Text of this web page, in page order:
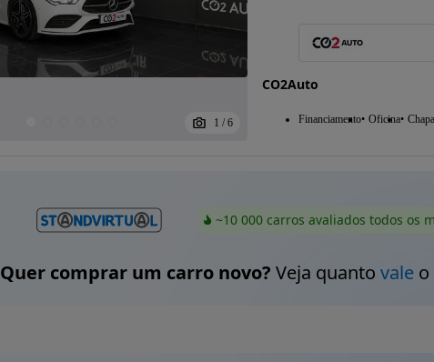
1 / 6
CO2Auto
Financiamento Oficina
~10 000 carros avaliados todos os
Quer comprar um carro novo? Veja quanto valeo